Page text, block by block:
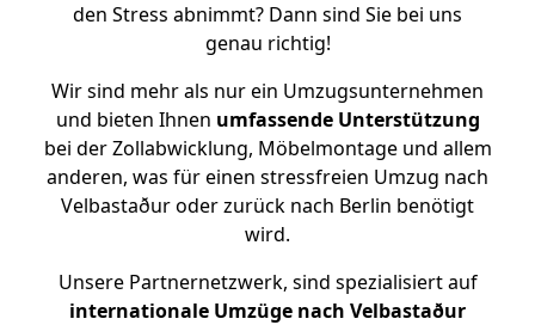
den Stress abnimmt? Dann sind Sie bei uns
genau richtig!
Wir sind mehr als nur ein Umzugsunternehmen
und bieten Ihnen umfassende Unterstützung
bei der Zollabwicklung, Möbelmontage und allem
anderen, was für einen stressfreien Umzug nach
Velbastaður oder zurück nach Berlin benötigt
wird.
Unsere Partnernetzwerk, sind spezialisiert auf
internationale Umzüge nach Velbastaður